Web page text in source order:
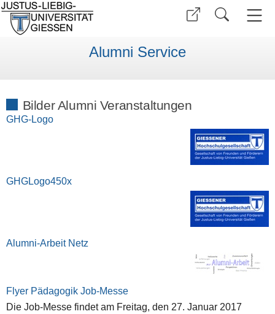
Alumni Service
Bilder Alumni Veranstaltungen
GHG-Logo
GHGLogo450x
Alumni-Arbeit Netz
Flyer Pädagogik Job-Messe
Die Job-Messe findet am Freitag, den 27. Januar 2017